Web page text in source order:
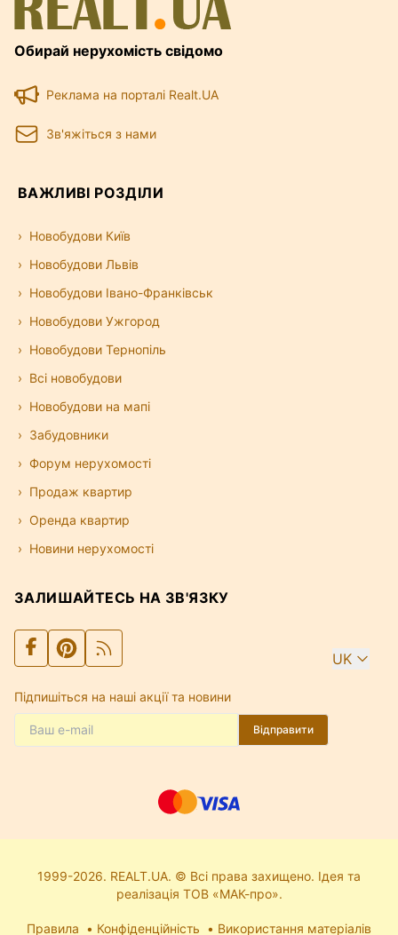
Обирай нерухомість свідомо
Реклама на порталі Realt.UA
Зв'яжіться з нами
ВАЖЛИВІ РОЗДІЛИ
Новобудови Київ
Новобудови Львів
Новобудови Івано-Франківськ
Новобудови Ужгород
Новобудови Тернопіль
Всі новобудови
Новобудови на мапі
Забудовники
Форум нерухомості
Продаж квартир
Оренда квартир
Новини нерухомості
ЗАЛИШАЙТЕСЬ НА ЗВ'ЯЗКУ
UK
Підпишіться на наші акції та новини
Відправити
1999-2026. REALT.UA. © Всі права захищено. Ідея та
реалізація ТОВ «МАК-про».
Правила Конфіденційність Використання матеріалів